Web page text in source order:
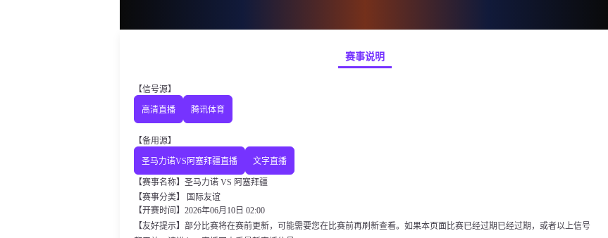
赛事说明
【信号源】
高清直播 腾讯体育
【备用源】
圣马力诺VS阿塞拜疆直播 文字直播
【赛事名称】圣马力诺 VS 阿塞拜疆
【赛事分类】
国际友谊
【开赛时间】2026年06月10日 02:00
【友好提示】部分比赛将在赛前更新，可能需要您在比赛前再刷新查看。如果本页面比赛已经过期已经过期，或者以上信号